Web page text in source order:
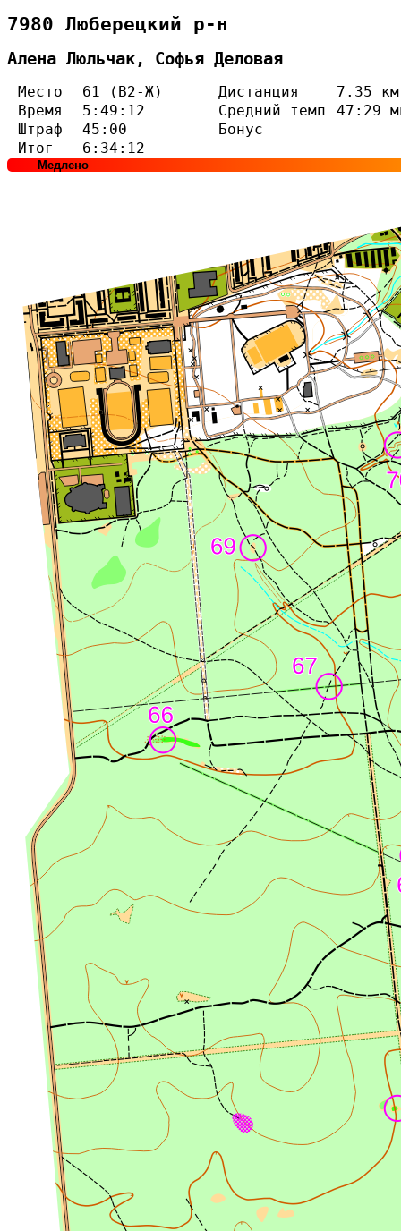
7980 Люберецкий р-н
Алена Люльчак, Софья Деловая
Место 61 (В2-Ж) Дистанция
7.35 км
Время
5:49:12 Средний темп
47:29
Штраф
45:00
Бонус
Итог
6:34:12
Медлено